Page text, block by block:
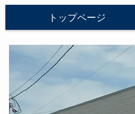
トップページ